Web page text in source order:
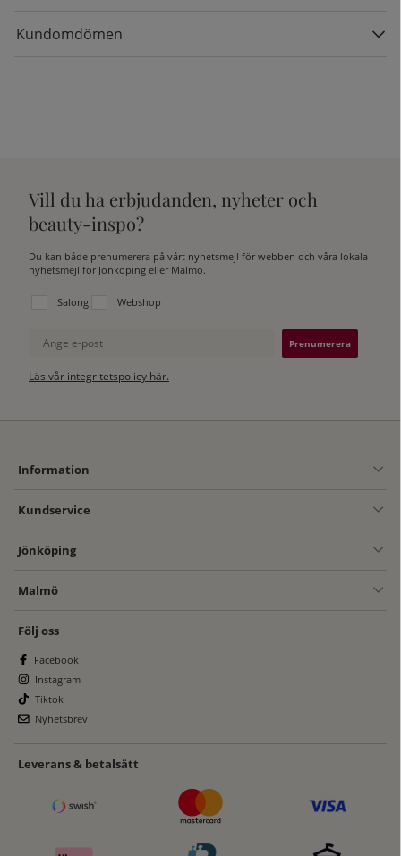
Kundomdömen
Vill du ha erbjudanden, nyheter och
beauty-inspo?
Du kan både prenumerera på vårt nyhetsmejl för webben och våra lokala
nyhetsmejl för Jönköping eller Malmö.
Välj vilken lista du vill prenumerera på:
Salong Webshop
Ange e-post
Läs vår integritetspolicy här.
Information
Kundservice
Jönköping
Malmö
Följ oss
Facebook
Instagram
Tiktok
Nyhetsbrev
Leverans & betalsätt